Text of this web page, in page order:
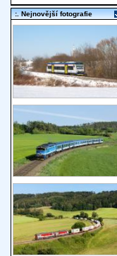
:. Nejnovější fotografie